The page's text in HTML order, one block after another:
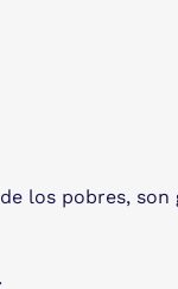
los pobres,